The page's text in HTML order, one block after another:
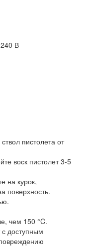
В
пистолета от
воск пистолет 3-5
на курок,
поверхность.
чем 150 °C.
с доступным